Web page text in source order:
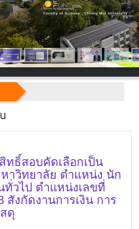
ทธิ์สอบคัดเลือกเป็น
าวิทยาลัย ตำแหน่ง นัก
ทั่วไป ตำแหน่งเลขที่
สังกัดงานการเงิน การ
ดุ